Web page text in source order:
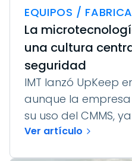
EQUIPOS /
La
una cultura
seguridad
IMT lanzó UpKeep
aunque la
su uso del CMMS,
Ver artículo